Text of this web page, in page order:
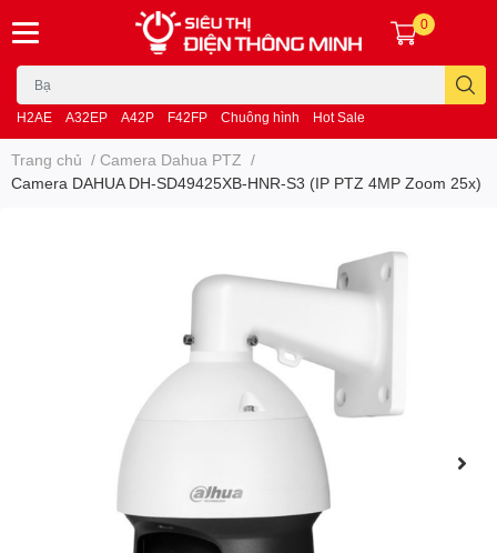
H2AE A32EP A42P F42FP Chuông hình Hot Sale
0
Trang chủ / Camera Dahua PTZ /
Camera DAHUA DH-SD49425XB-HNR-S3 (IP PTZ 4MP Zoom 25x)